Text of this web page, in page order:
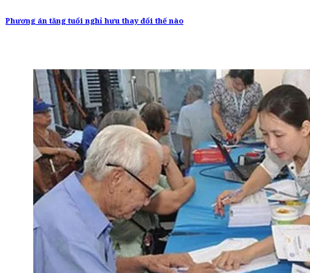
Phương án tăng tuổi nghỉ hưu thay đổi thế nào